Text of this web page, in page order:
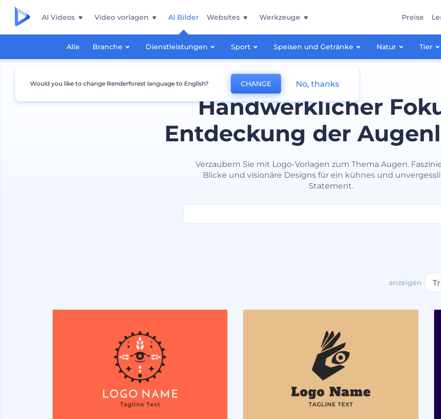
AI Videos Video vorlagen AI Bilder
Alle Branche Dienstleistungen Sport Speisen und Getränke Natur Tier
Websites Werkzeuge Preise
Handwerklicher
Entdeckung der
Verzaubern Sie mit Logo-Vorlagen zum Thema Augen.
Blicke und visionäre Designs für ein kühnes und
Statement.
anzeigen
Would you like to change Renderforest language to English? CHANGE No, thanks